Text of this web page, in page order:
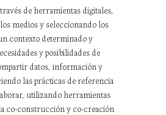
de herramientas digitales,
medios y seleccionando los
contexto determinado y
y posibilidades de
datos, información y
las prácticas de referencia
utilizando herramientas
co-construcción y co-creación